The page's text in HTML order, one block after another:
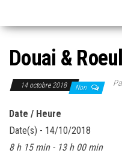
Douai &
14 octobre 2018 Non
Date / Heure
Date(s) - 14/10/2018
8 h 15 min - 13 h 00 min